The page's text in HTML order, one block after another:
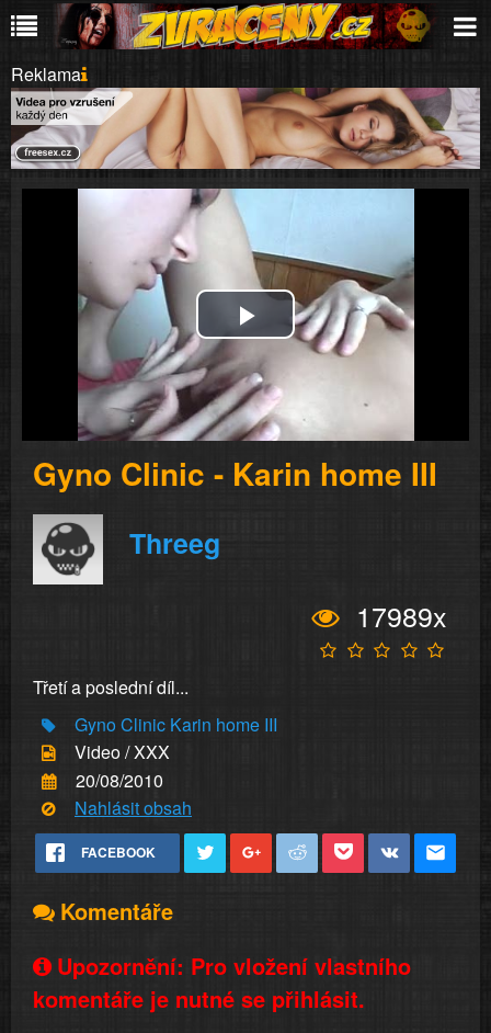
Reklama
Play
Video
Gyno Clinic - Karin home III
Threeg
17989x
Třetí a poslední díl...
GynoClinic Karin home III
Video / XXX
20/08/2010
Nahlásit obsah
FACEBOOK
Komentáře
Upozornění: Pro vložení vlastního
komentáře je nutné se přihlásit.